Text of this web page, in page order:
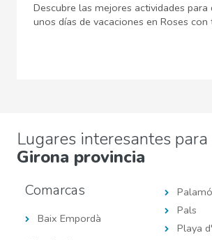
Descubre las mejores actividades para
unos días de vacaciones en Roses con
Lugares interesantes
Girona provincia
Comarcas
Baix Empordà
Pals
Playa